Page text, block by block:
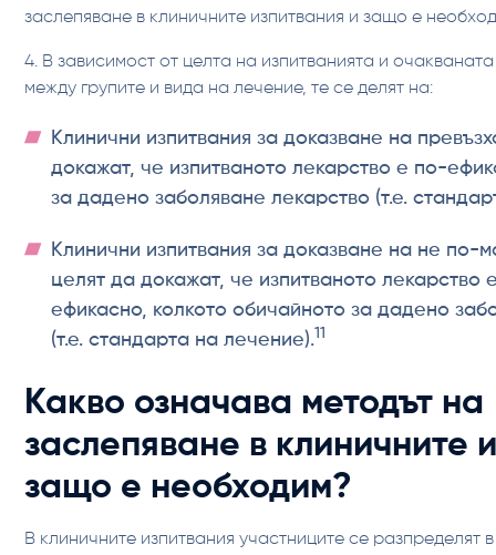
заслепяване в клиничните изпитвания и защо е
4. В зависимост от целта на изпитванията и
между групите и вида на лечение, те се делят на:
Клинични изпитвания за доказване на
докажат, че изпитваното лекарство е по-
за дадено заболяване лекарство (т.е.
Клинични изпитвания за доказване на не по-
целят да докажат, че изпитваното лекарство
ефикасно, колкото обичайното за дадено
(т.е. стандарта на лечение).
‍Какво означава методът на
заслепяване в клиничните
защо е необходим?
В клиничните изпитвания участниците се разпределят